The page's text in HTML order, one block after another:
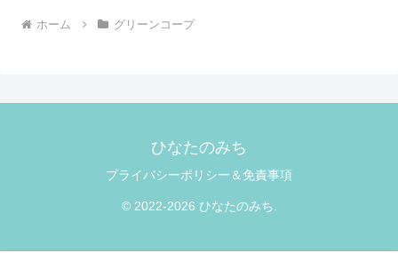
ホーム グリーンコープ
ひなたのみち
プライバシーポリシー＆免責事項
© 2022-2026 ひなたのみち.